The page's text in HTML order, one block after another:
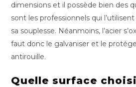
dimensions et il possède bien des
sont les professionnels qui
sa souplesse. Néanmoins, l’acier
faut donc le galvaniser et le
antirouille.
Quelle surface